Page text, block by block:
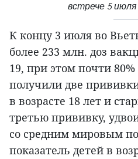
встрече 5
К концу 3 июля во
более 233 млн. доз
19, при этом почти 80%
получили две
в возрасте 18 лет и
третью прививку,
со средним мировым
показатель детей в